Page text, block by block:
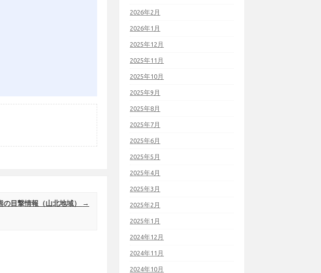
の目撃情報（山北地域） →
2026年2月
2026年1月
2025年12月
2025年11月
2025年10月
2025年9月
2025年8月
2025年7月
2025年6月
2025年5月
2025年4月
2025年3月
2025年2月
2025年1月
2024年12月
2024年11月
2024年10月